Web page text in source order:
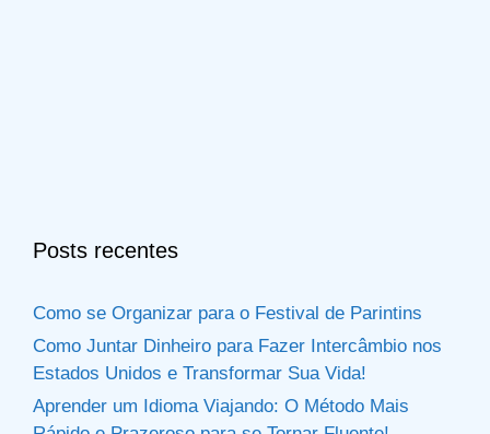
Posts recentes
Como se Organizar para o Festival de Parintins
Como Juntar Dinheiro para Fazer Intercâmbio nos
Estados Unidos e Transformar Sua Vida!
Aprender um Idioma Viajando: O Método Mais